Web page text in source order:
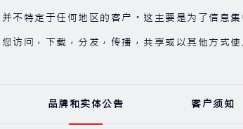
不特定于任何地区的客户。这主要是为了信息
访问，下载，分发，传播，共享或以其他方式
品牌和实体公告 客户须知